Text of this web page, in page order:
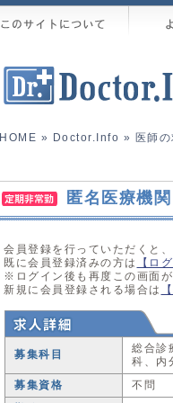
HOME » Doctor.Info » 医師の
匿名医療機関
会員登録を行っていただくと
既に会員登録済みの方は
【ロ
※ログイン後も再度この画面
新規に会員登録される場合は
募集科目
総合診
科、内
募集資格
不問